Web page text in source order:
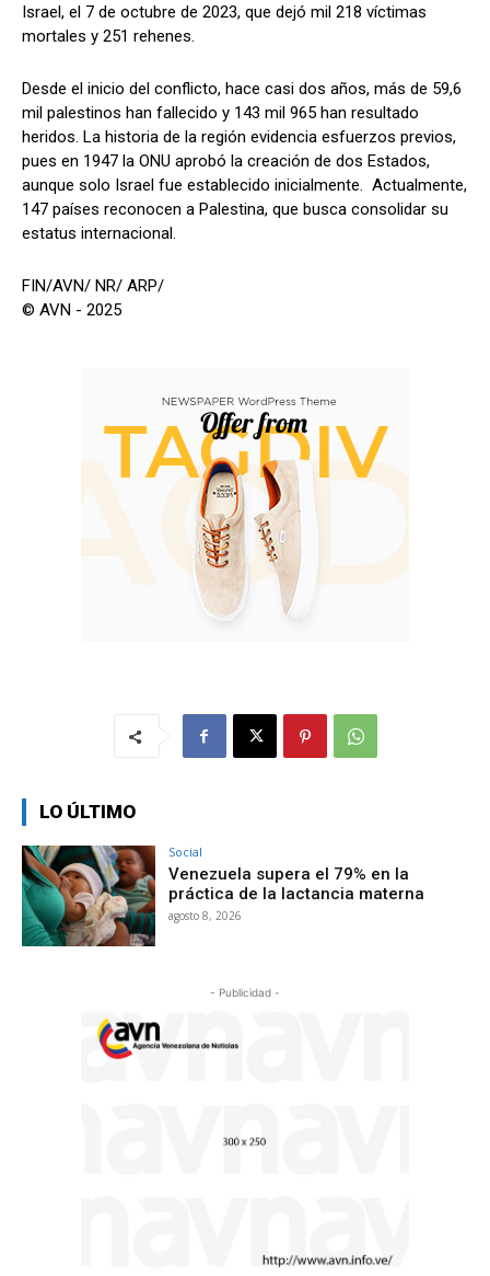
Israel, el 7 de octubre de 2023, que dejó mil 218 víctimas
mortales y 251 rehenes.
Desde el inicio del conflicto, hace casi dos años, más de 59,6
mil palestinos han fallecido y 143 mil 965 han resultado
heridos. La historia de la región evidencia esfuerzos previos,
pues en 1947 la ONU aprobó la creación de dos Estados,
aunque solo Israel fue establecido inicialmente. Actualmente,
147 países reconocen a Palestina, que busca consolidar su
estatus internacional.
FIN/AVN/ NR/ ARP/
© AVN - 2025
LO ÚLTIMO
Social
Venezuela supera el 79% en la
práctica de la lactancia materna
agosto 8, 2026
- Publicidad -